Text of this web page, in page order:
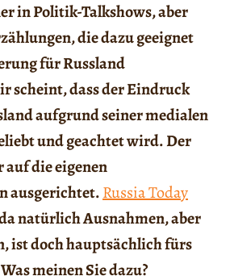
in Politik-Talkshows, aber
die dazu geeignet
für Russland
scheint, dass der Eindruck
aufgrund seiner medialen
und geachtet wird. Der
die eigenen
ausgerichtet.Russia Today
natürlich Ausnahmen, aber
ist doch hauptsächlich fürs
meinen Sie dazu?